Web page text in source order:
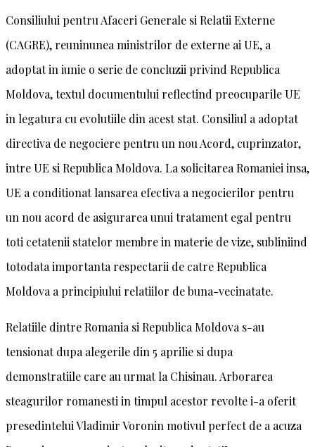
Consiliului pentru Afaceri Generale si Relatii Externe
(CAGRE), reuninunea ministrilor de externe ai UE, a
adoptat in iunie o serie de concluzii privind Republica
Moldova, textul documentului reflectind preocuparile UE
in legatura cu evolutiile din acest stat. Consiliul a adoptat
directiva de negociere pentru un nou Acord, cuprinzator,
intre UE si Republica Moldova. La solicitarea Romaniei insa,
UE a conditionat lansarea efectiva a negocierilor pentru
un nou acord de asigurarea unui tratament egal pentru
toti cetatenii statelor membre in materie de vize, subliniind
totodata importanta respectarii de catre Republica
Moldova a principiului relatiilor de buna-vecinatate.
Relatiile dintre Romania si Republica Moldova s-au
tensionat dupa alegerile din 5 aprilie si dupa
demonstratiile care au urmat la Chisinau. Arborarea
steagurilor romanesti in timpul acestor revolte i-a oferit
presedintelui Vladimir Voronin motivul perfect de a acuza